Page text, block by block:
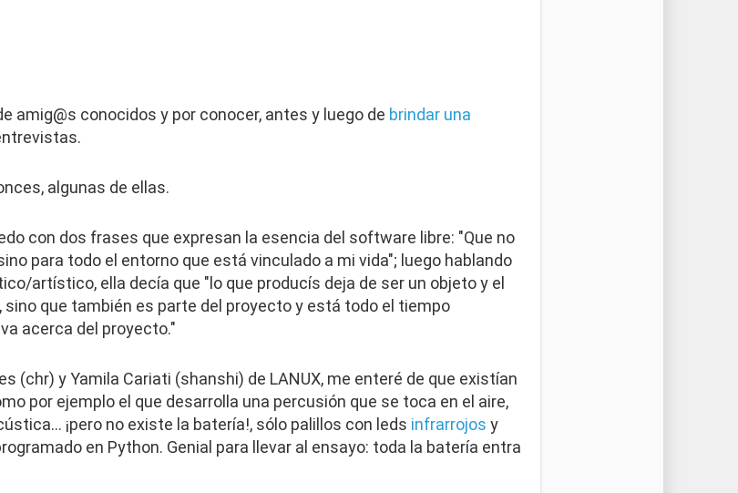
amig@s conocidos y por conocer, antes y luego de brindar una
algunas de ellas.
con dos frases que expresan la esencia del software libre: "Que no
para todo el entorno que está vinculado a mi vida"; luego hablando
artístico, ella decía que "lo que producís deja de ser un objeto y el
que también es parte del proyecto y está todo el tiempo
acerca del proyecto."
(chr) y Yamila Cariati (shanshi) de LANUX, me enteré de que existían
por ejemplo el que desarrolla una percusión que se toca en el aire,
¡pero no existe la batería!, sólo palillos con leds infrarrojos y
en Python. Genial para llevar al ensayo: toda la batería entra